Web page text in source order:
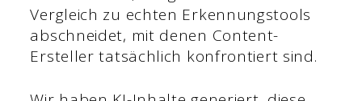
Vergleich zu echten Erkennungstools
abschneidet, mit denen Content-
Ersteller tatsächlich konfrontiert sind.